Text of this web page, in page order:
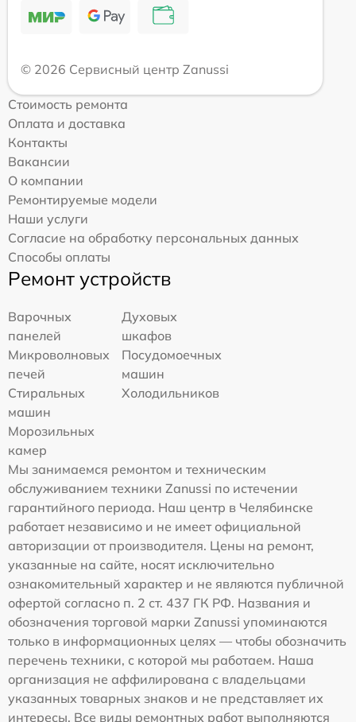
© 2026 Сервисный центр Zanussi
Стоимость ремонта
Оплата и доставка
Контакты
Вакансии
О компании
Ремонтируемые модели
Наши услуги
Согласие на обработку персональных данных
Способы оплаты
Ремонт устройств
Варочных
панелей
Духовых
шкафов
Микроволновых
печей
Посудомоечных
машин
Стиральных
машин
Холодильников
Морозильных
камер
Мы занимаемся ремонтом и техническим
обслуживанием техники Zanussi по истечении
гарантийного периода. Наш центр в Челябинске
работает независимо и не имеет официальной
авторизации от производителя. Цены на ремонт,
указанные на сайте, носят исключительно
ознакомительный характер и не являются публичной
офертой согласно п. 2 ст. 437 ГК РФ. Названия и
обозначения торговой марки Zanussi упоминаются
только в информационных целях — чтобы обозначить
перечень техники, с которой мы работаем. Наша
организация не аффилирована с владельцами
указанных товарных знаков и не представляет их
интересы. Все виды ремонтных работ выполняются